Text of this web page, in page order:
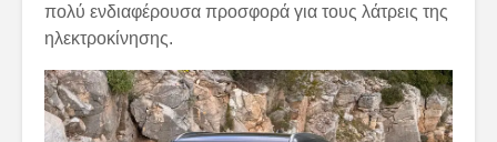
πολύ ενδιαφέρουσα προσφορά για τους λάτρεις της
ηλεκτροκίνησης.